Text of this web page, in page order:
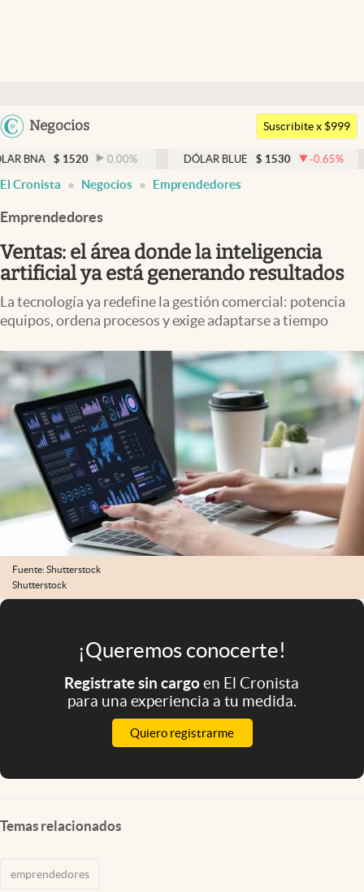
Argentina
Uruguay
Negocios
Members
Economía y Política
Finanzas y Mercados
Mercados Online
Negocios
Columnistas
Otras secciones
Infotechnology
Clase
Clima
Mundial 2026
Eventos Corporativos
El Cronista Studio
Mediakit
abre en nueva pestaña
Argentina
Suscribite x $999
1520 0.00% DÓLAR BLUE $ 1530 -0.65% DÓLAR
El Cronista Negocios Emprendedores
Emprendedores
Ventas: el área donde la inteligencia
artificial ya está generando resultados
La tecnología ya redefine la gestión comercial: potencia
equipos, ordena procesos y exige adaptarse a tiempo
Fuente: Shutterstock
Shutterstock
¡Queremos conocerte!
Registrate sin cargoen El Cronista
para una experiencia a tu medida.
Quiero registrarme
Temas relacionados
emprendedores